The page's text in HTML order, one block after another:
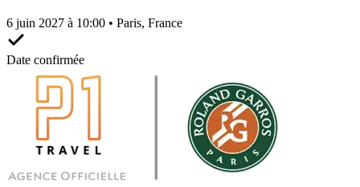
6 juin 2027 à 10:00 • Paris, France
Date confirmée